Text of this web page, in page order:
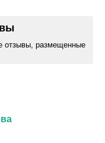
отзывы, размещенные